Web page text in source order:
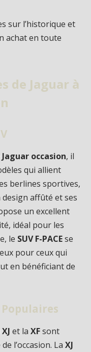
sur l’historique et
achat en toute
de Jaguar à
occasion, il
qui allient
berlines sportives,
affûté et ses
un excellent
idéal pour les
le SUV F-PACEse
pour ceux qui
en bénéficiant de
XJ et la XFsont
l’occasion. La XJ